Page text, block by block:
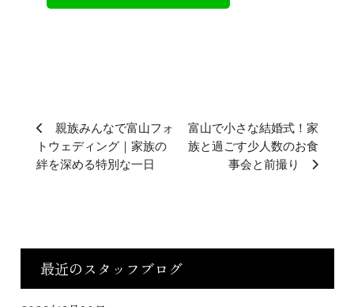
親族みんなで富山フォ
トウェディング｜家族の
絆を深める特別な一日
富山で小さな結婚式！家
族と過ごす少人数のお食
事会と前撮り
最近のスタッフブログ